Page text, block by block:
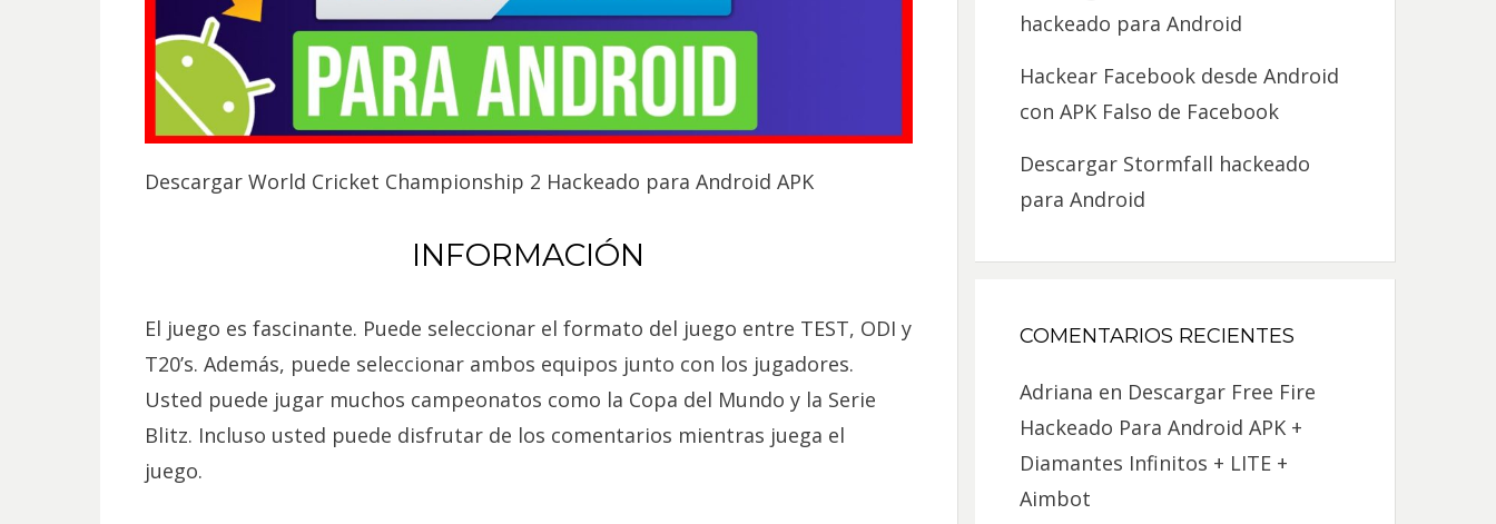
Descargar World Cricket Championship 2 Hackeado para Android APK
INFORMACIÓN
El juego es fascinante. Puede seleccionar el formato del juego entre TEST, ODI y
T20’s. Además, puede seleccionar ambos equipos junto con los jugadores.
Usted puede jugar muchos campeonatos como la Copa del Mundo y la Serie
Blitz. Incluso usted puede disfrutar de los comentarios mientras juega el
juego.
hackeado para Android
Hackear Facebook desde Android
con APK Falso de Facebook
Descargar Stormfall hackeado
para Android
COMENTARIOS RECIENTES
Adriana en Descargar Free Fire
Hackeado Para Android APK +
Diamantes Infinitos + LITE +
Aimbot